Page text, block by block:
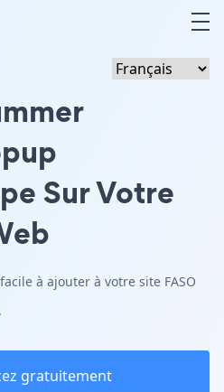
Sur Votre
à ajouter à votre site FASO
gratuitement